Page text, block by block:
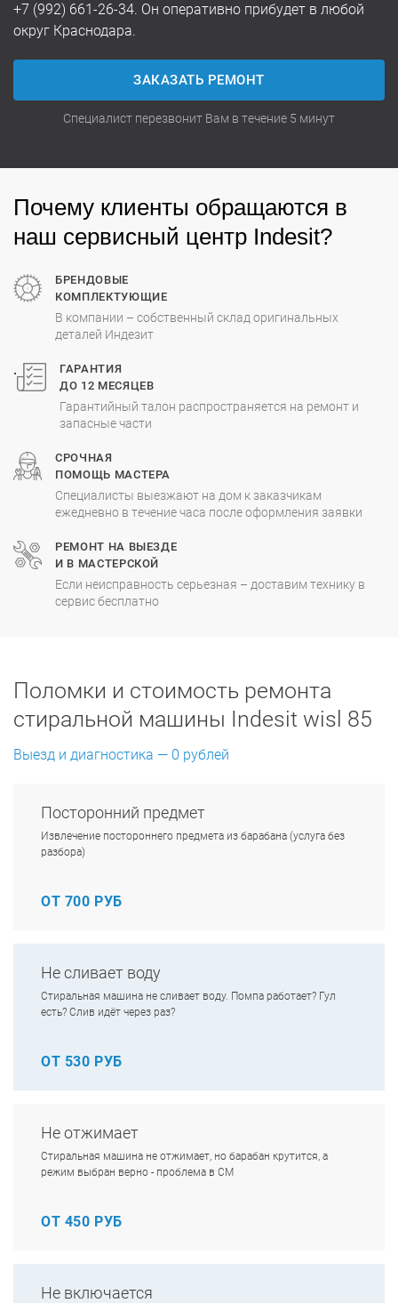
+7 (992) 661-26-34. Он оперативно прибудет в любой
округ Краснодара.
ЗАКАЗАТЬ РЕМОНТ
Специалист перезвонит Вам в течение 5 минут
Почему клиенты обращаются в
наш сервисный центр Indesit?
БРЕНДОВЫЕ
КОМПЛЕКТУЮЩИЕ
В компании – собственный склад оригинальных
деталей Индезит
.
ГАРАНТИЯ
ДО 12 МЕСЯЦЕВ
Гарантийный талон распространяется на ремонт и
запасные части
СРОЧНАЯ
ПОМОЩЬ МАСТЕРА
Специалисты выезжают на дом к заказчикам
ежедневно в течение часа после оформления заявки
РЕМОНТ НА ВЫЕЗДЕ
И В МАСТЕРСКОЙ
Если неисправность серьезная – доставим технику в
сервис бесплатно
Поломки и стоимость ремонта
стиральной машины Indesit wisl 85
Выезд и диагностика — 0 рублей
Посторонний предмет
Извлечение постороннего предмета из барабана (услуга без
разбора)
ОТ 700 РУБ
Не сливает воду
Стиральная машина не сливает воду. Помпа работает? Гул
есть? Слив идёт через раз?
ОТ 530 РУБ
Не отжимает
Стиральная машина не отжимает, но барабан крутится, а
режим выбран верно - проблема в СМ
ОТ 450 РУБ
Не включается